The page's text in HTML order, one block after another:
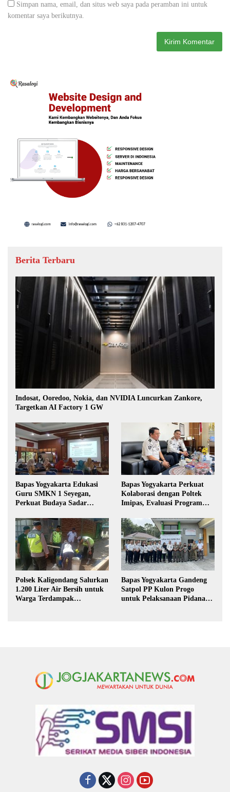
Simpan nama, email, dan situs web saya pada peramban ini untuk
komentar saya berikutnya.
Berita Terbaru
Indosat, Ooredoo, Nokia, dan NVIDIA Luncurkan Zankore,
Targetkan AI Factory 1 GW
Bapas Yogyakarta Edukasi
Guru SMKN 1 Seyegan,
Perkuat Budaya Sadar
Bapas Yogyakarta Perkuat
Kolaborasi dengan Poltek
Imipas, Evaluasi Program
Polsek Kaligondang Salurkan
1.200 Liter Air Bersih untuk
Warga Terdampak
Bapas Yogyakarta Gandeng
Satpol PP Kulon Progo
untuk Pelaksanaan Pidana